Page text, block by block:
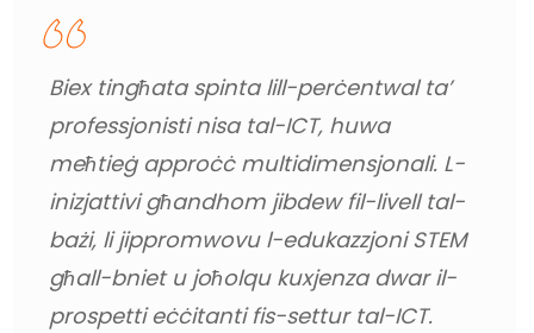
Biex tingħata spinta lill-perċentwal ta’
professjonisti nisa tal-ICT, huwa
meħtieġ approċċ multidimensjonali. L-
inizjattivi għandhom jibdew fil-livell tal-
bażi, li jippromwovu l-edukazzjoni STEM
għall-bniet u joħolqu kuxjenza dwar il-
prospetti eċċitanti fis-settur tal-ICT.